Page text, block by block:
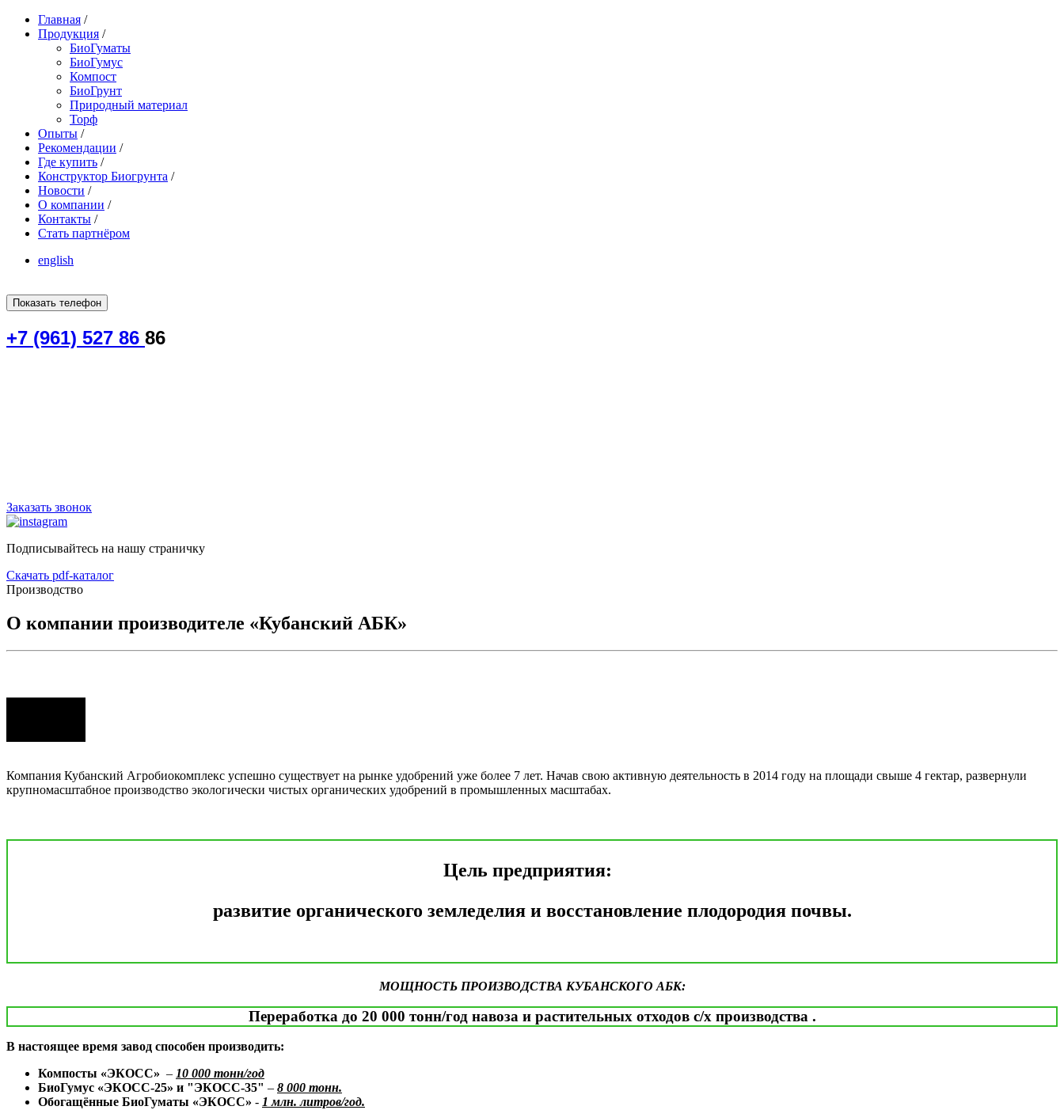
Главная /
Продукция /
БиоГуматы
БиоГумус
Компост
БиоГрунт
Природный материал
Торф
Опыты /
Рекомендации /
Где купить /
Конструктор Биогрунта /
Новости /
О компании /
Контакты /
Стать партнёром
english
Показать телефон
+7 (961) 527 86 86
Заказать звонок
Подписывайтесь на нашу страничку
Скачать pdf-каталог
Производство
О компании производителе «Кубанский АБК»
Компания Кубанский Агробиокомплекс успешно существует на рынке удобрений уже более 7 лет. Начав свою активную деятельность в 2014 году на площади свыше 4 гектар, развернули
крупномасштабное производство экологически чистых органических удобрений в промышленных масштабах.
Цель предприятия:
развитие органического земледелия и восстановление плодородия почвы.
МОЩНОСТЬ ПРОИЗВОДСТВА КУБАНСКОГО АБК:
Переработка до 20 000 тонн/год навоза и растительных отходов с/х производства .
В настоящее время завод способен производить:
Компосты «ЭКОСС» – 10 000 тонн/год
БиоГумус «ЭКОСС-25» и "ЭКОСС-35" – 8 000 тонн.
Обогащённые БиоГуматы «ЭКОСС» - 1 млн. литров/год.